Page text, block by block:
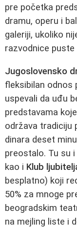
pre početka
dramu, operu i
galeriji, ukoliko
razvodnice puste
Jugoslovensko
fleksibilan odnos
uspevali da uđu
predstavama
održava tradiciju
dinara deset
preostalo. Tu su
kao i Klub
besplatno) koji
50% za mnoge
beogradskim
na mejling liste i